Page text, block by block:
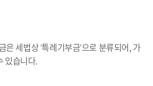
세법상 ‘특례기부금’으로 분류되어, 가
있습니다.